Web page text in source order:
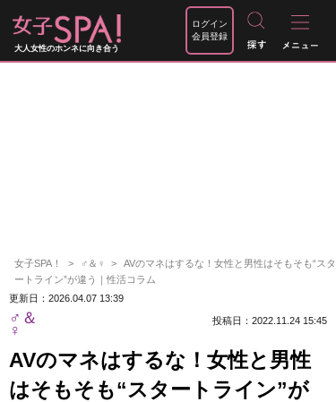
大人女性のホンネに向き合う
ログイン
会員登録
女子SPA！ ♂＆♀
AVのマネはするな！女性と男性はそもそも“スタ
ートライン”が違う｜性活コラム
更新日：2026.04.07 13:39
♂＆
♀
投稿日：2022.11.24 15:45
AVのマネはするな！女性と男性
はそもそも“スタートライン”が